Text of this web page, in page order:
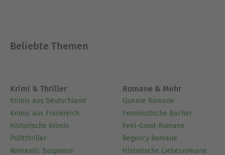
herzustellen sowie sie in einen modernen
Aussagen und Wendepunkte zusammen und
verdeutlichen so die Kernthemen der gesamten
Sammlung.
Über Guy de Maupassant
Guy de Maupassant (1850-1893) ist einer der
Beliebte Themen
Krimi & Thriller
Krimis aus Deutschland
Krimis aus Frankreich
Historische Krimis
Politthriller
Romantic Suspense
Romane & Mehr
Queere Romane
Feministische Bücher
Feel-Good-Romane
Regency Romane
Historische Liebesromane